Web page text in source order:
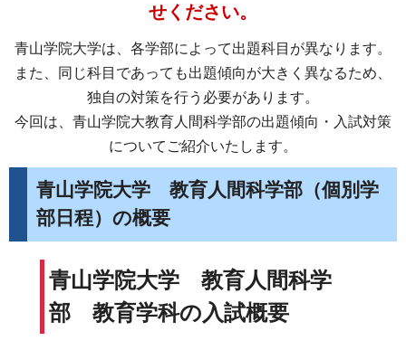
せください。
青山学院大学は、各学部によって出題科目が異なります。
また、同じ科目であっても出題傾向が大きく異なるため、
独自の対策を行う必要があります。
今回は、青山学院大教育人間科学部の出題傾向・入試対策
についてご紹介いたします。
青山学院大学 教育人間科学部（個別学
部日程）の概要
青山学院大学 教育人間科学
部 教育学科の入試概要